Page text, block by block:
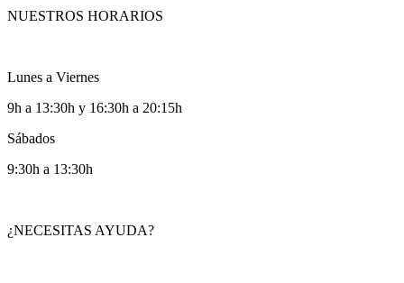
NUESTROS HORARIOS
Lunes a Viernes
9h a 13:30h y 16:30h a 20:15h
Sábados
9:30h a 13:30h
¿NECESITAS AYUDA?